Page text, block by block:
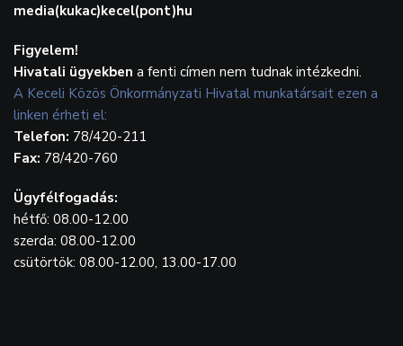
media(kukac)kecel(pont)hu
Figyelem!
Hivatali ügyekben a fenti címen nem tudnak intézkedni.
A Keceli Közös Önkormányzati Hivatal munkatársait ezen a
linken érheti el:
Telefon: 78/420-211
Fax: 78/420-760
Ügyfélfogadás:
hétfő: 08.00-12.00
szerda: 08.00-12.00
csütörtök: 08.00-12.00, 13.00-17.00